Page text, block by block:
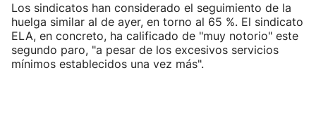
Los sindicatos han considerado el seguimiento de la
huelga similar al de ayer, en torno al 65 %. El sindicato
ELA, en concreto, ha calificado de "muy notorio" este
segundo paro, "a pesar de los excesivos servicios
mínimos establecidos una vez más".